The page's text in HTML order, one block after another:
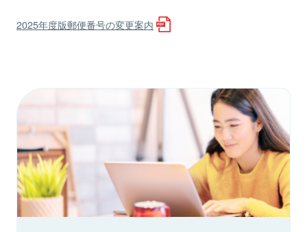
2025年度版郵便番号の変更案内